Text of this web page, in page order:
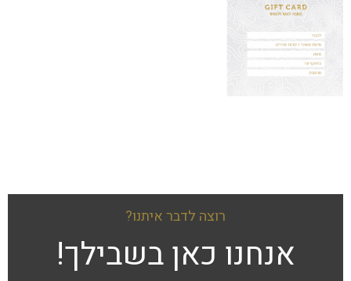
רוצה לדבר איתנו?
אנחנו כאן בשבילך!​